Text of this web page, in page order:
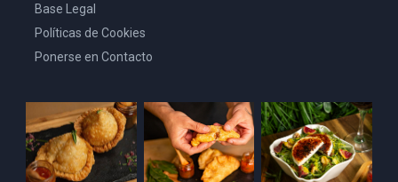
Base Legal
Políticas de Cookies
Ponerse en Contacto